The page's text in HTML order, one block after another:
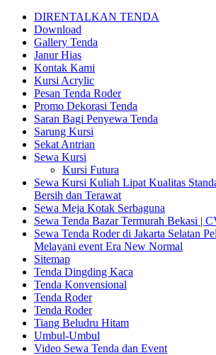
DIRENTALKAN TENDA
Download
Gallery Tenda
Janur Hias
Kontak Kami
Kursi Acrylic
Pesan Tenda Roder
Promo Dekorasi Tenda
Saran Bagi Penyewa Tenda
Sarung Kursi
Sekat Antrian
Sewa Kursi
Kursi Futura
Sewa Kursi Kuliah Lipat Kualitas
Bersih dan Terawat
Sewa Meja Kotak Serbaguna
Sewa Tenda Bazar Termurah Bekasi |
Sewa Tenda Roder di Jakarta Selatan
Melayani event Era New Normal
Sitemap
Tenda Dingding Kaca
Tenda Konvensional
Tenda Roder
Tenda Roder
Tiang Beludru Hitam
Umbul-Umbul
Video Sewa Tenda dan Event